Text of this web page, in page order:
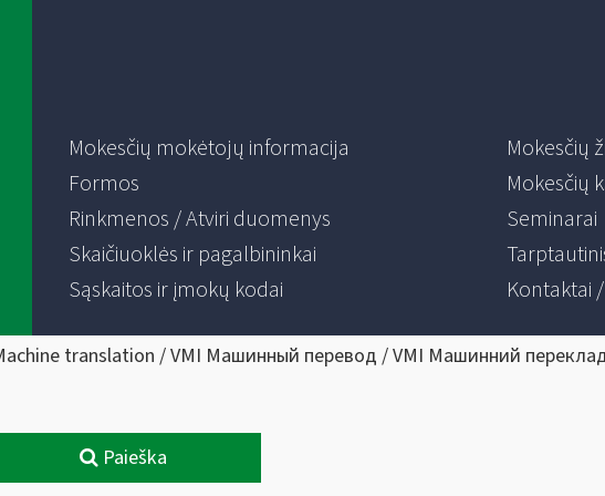
Mokesčių mokėtojų informacija
Formos
Rinkmenos / Atviri duomenys
Skaičiuoklės ir pagalbininkai
Sąskaitos ir įmokų kodai
Mokesčių
Mokesčių
Seminarai
Kontaktai
translation / VMI Машинный перевод / VMI Машинний
Paieška